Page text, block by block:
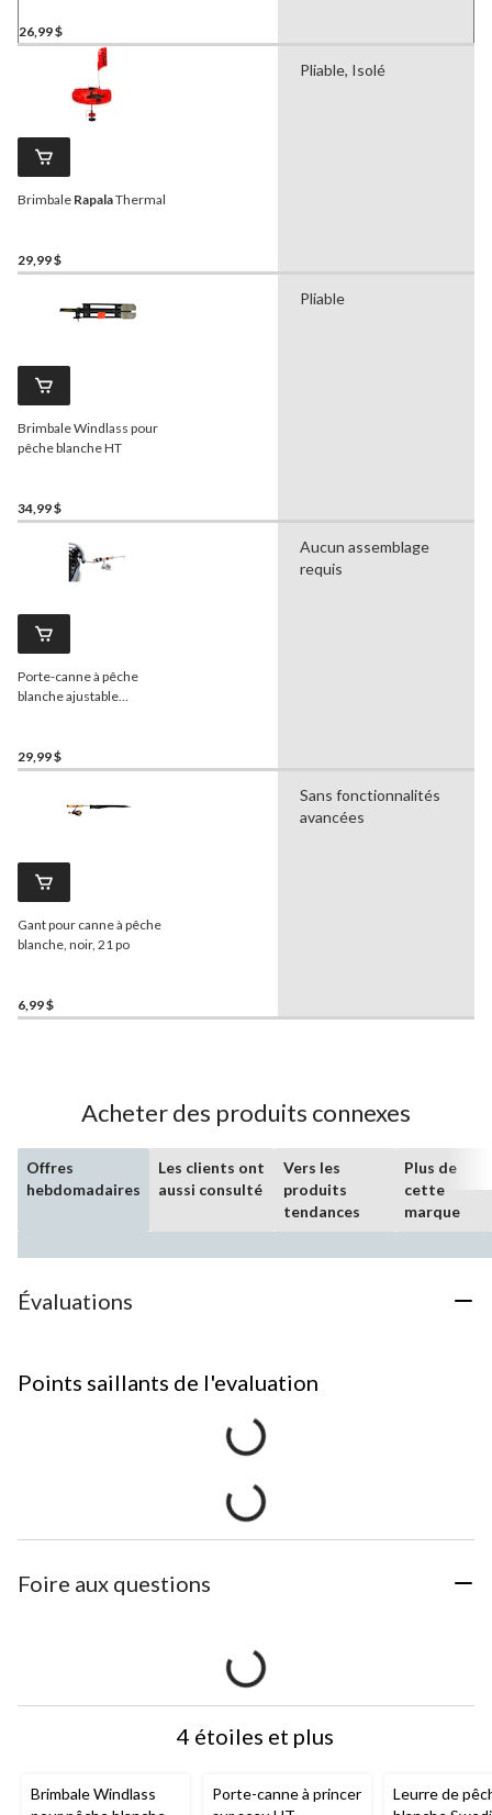
26,99 $
Brimbale RapalaThermal
29,99 $
Pliable, Isolé
Brimbale Windlass pour
pêche blanche HT
34,99 $
Pliable
Porte-canne à pêche
blanche ajustable
29,99 $
Aucun assemblage
requis
Gant pour canne à pêche
blanche, noir, 21 po
6,99 $
Sans fonctionnalités
avancées
Acheter des produits connexes
Offres
hebdomadaires
Les clients ont
aussi consulté
Vers les
produits
tendances
Plus de
cette
marque
Évaluations
Points saillants de l'evaluation
Foire aux questions
4 étoiles et plus
Brimbale Windlass
Porte-canne à princer
Leurre de